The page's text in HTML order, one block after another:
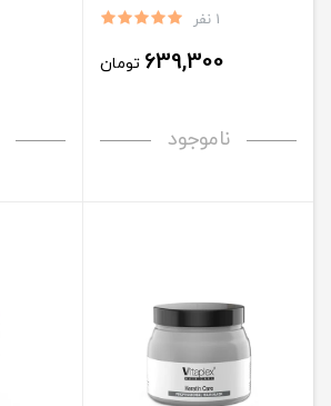
خشک و معمولی حجم 500 میلی
1 نفر
639,300 تومان
ناموجود